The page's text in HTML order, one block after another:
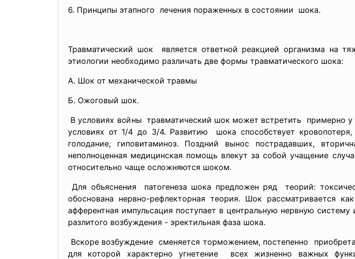
6. Принципы этапного лечения пораженных в состоянии шока.
Травматический шок является ответной реакцией организма на
этиологии необходимо различать две формы травматического шока:
А. Шок от механической травмы
Б. Ожоговый шок.
В условиях войны травматический шок может встретить примерно у
условиях от 1/4 до 3/4. Развитию шока способствует
голодание, гиповитаминоз. Поздний вынос пострадавших,
неполноценная медицинская помощь влекут за собой учащение
относительно чаще осложняются шоком.
Для объяснения патогенеза шока предложен ряд теорий:
обоснована нервно-рефлекторная теория. Шок рассматривается
афферентная импульсация поступает в центральную нервную
разлитого возбуждения - эректильная фаза шока.
Вскоре возбуждение сменяется торможением, постепенно
для которой характерноугнетение всех жизненно важных